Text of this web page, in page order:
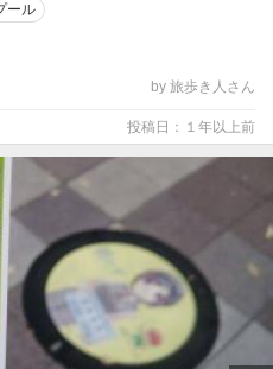
ール
by 旅歩き人さん
投稿日：１年以上前